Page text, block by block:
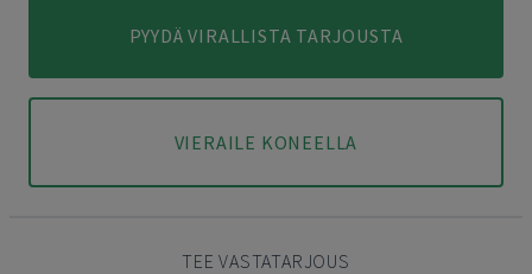
PYYDÄ VIRALLISTA TARJOUSTA
VIERAILE KONEELLA
TEE VASTATARJOUS